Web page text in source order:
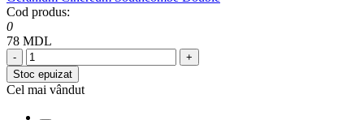
Cod produs:
0
78 MDL
-
+
Stoc epuizat
Cel mai vândut